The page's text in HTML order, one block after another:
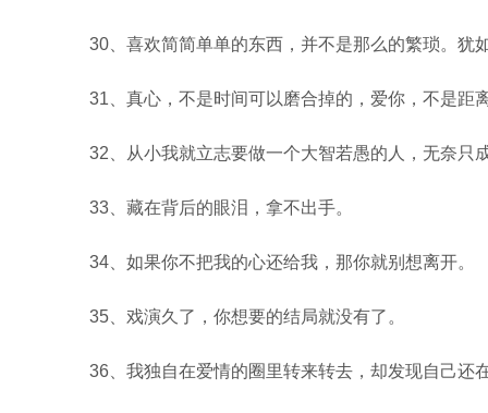
30、喜欢简简单单的东西，并不是那么的繁琐。犹
31、真心，不是时间可以磨合掉的，爱你，不是距
32、从小我就立志要做一个大智若愚的人，无奈只
33、藏在背后的眼泪，拿不出手。
34、如果你不把我的心还给我，那你就别想离开。
35、戏演久了，你想要的结局就没有了。
36、我独自在爱情的圈里转来转去，却发现自己还